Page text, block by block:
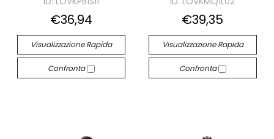
€36,94
Visualizzazione Rapida
Confronta
€39,35
Visualizzazione Rapida
Confronta